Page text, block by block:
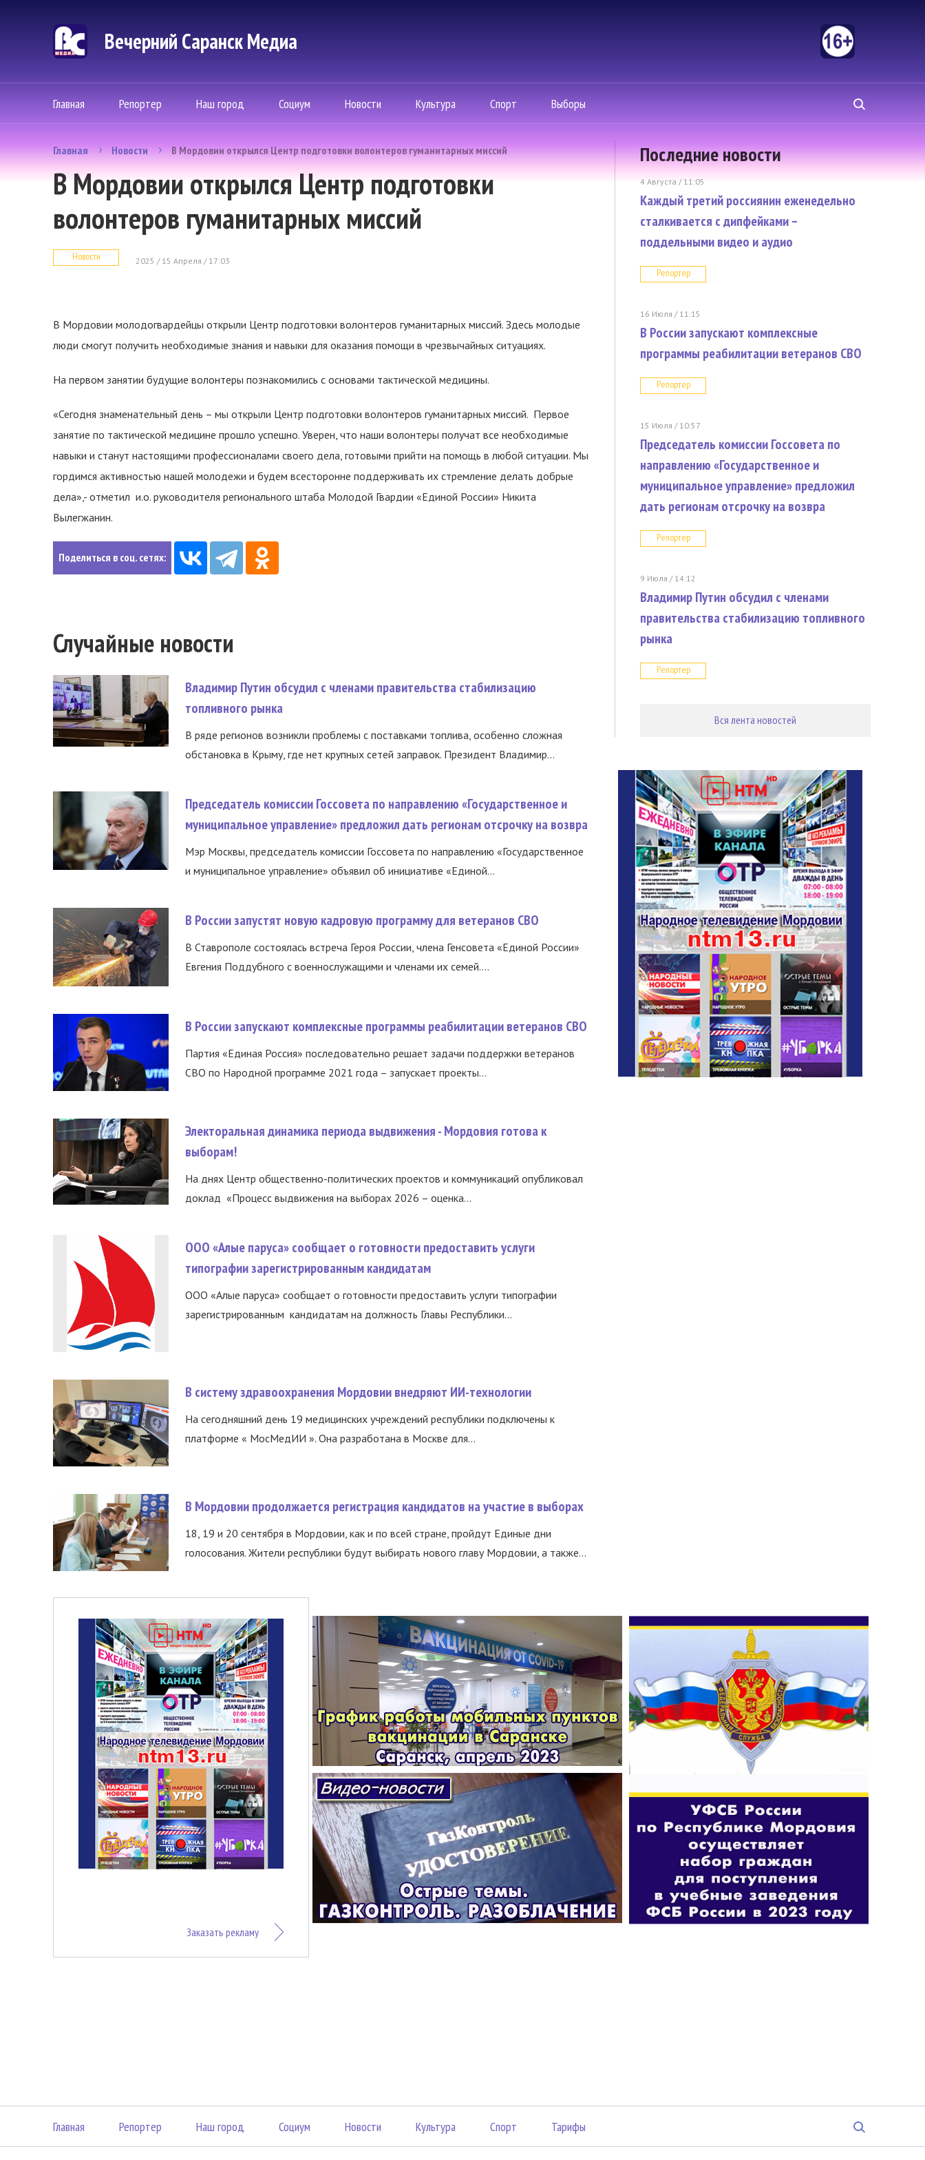
Вечерний Саранск Mедиа
Главная Репортер Наш город Социум Новости Культура Спорт Выборы
Главная Новости В Мордовии открылся Центр подготовки волонтеров гуманитарных миссий
В Мордовии открылся Центр подготовки
волонтеров гуманитарных миссий
Новости 2025 / 15 Апреля / 17:03
В Мордовии молодогвардейцы открыли Центр подготовки волонтеров гуманитарных миссий. Здесь молодые
люди смогут получить необходимые знания и навыки для оказания помощи в чрезвычайных ситуациях.
На первом занятии будущие волонтеры познакомились с основами тактической медицины.
«Сегодня знаменательный день – мы открыли Центр подготовки волонтеров гуманитарных миссий. Первое
занятие по тактической медицине прошло успешно. Уверен, что наши волонтеры получат все необходимые
навыки и станут настоящими профессионалами своего дела, готовыми прийти на помощь в любой ситуации. Мы
гордимся активностью нашей молодежи и будем всесторонне поддерживать их стремление делать добрые
дела»,- отметил и.о. руководителя регионального штаба Молодой Гвардии «Единой России» Никита
Вылегжанин.
Поделиться в соц. сетях:
Случайные новости
Владимир Путин обсудил с членами правительства стабилизацию
топливного рынка
В ряде регионов возникли проблемы с поставками топлива, особенно сложная
обстановка в Крыму, где нет крупных сетей заправок. Президент Владимир...
Председатель комиссии Госсовета по направлению «Государственное и
муниципальное управление» предложил дать регионам отсрочку на возвра
Мэр Москвы, председатель комиссии Госсовета по направлению «Государственное
и муниципальное управление» объявил об инициативе «Единой...
В России запустят новую кадровую программу для ветеранов СВО
В Ставрополе состоялась встреча Героя России, члена Генсовета «Единой России»
Евгения Поддубного с военнослужащими и членами их семей....
В России запускают комплексные программы реабилитации ветеранов СВО
Партия «Единая Россия» последовательно решает задачи поддержки ветеранов
СВО по Народной программе 2021 года – запускает проекты...
Электоральная динамика периода выдвижения - Мордовия готова к
выборам!
На днях Центр общественно-политических проектов и коммуникаций опубликовал
доклад «Процесс выдвижения на выборах 2026 – оценка...
ООО «Алые паруса» сообщает о готовности предоставить услуги
типографии зарегистрированным кандидатам
ООО «Алые паруса» сообщает о готовности предоставить услуги типографии
зарегистрированным кандидатам на должность Главы Республики...
В систему здравоохранения Мордовии внедряют ИИ-технологии
На сегодняшний день 19 медицинских учреждений республики подключены к
платформе « МосМедИИ ». Она разработана в Москве для...
В Мордовии продолжается регистрация кандидатов на участие в выборах
18, 19 и 20 сентября в Мордовии, как и по всей стране, пройдут Единые дни
голосования. Жители республики будут выбирать нового главу Мордовии, а также...
Последние новости
4 Августа / 11:05
Каждый третий россиянин еженедельно
сталкивается с дипфейками –
поддельными видео и аудио
Репортер
16 Июля / 11:15
В России запускают комплексные
программы реабилитации ветеранов СВО
Репортер
15 Июля / 10:57
Председатель комиссии Госсовета по
направлению «Государственное и
муниципальное управление» предложил
дать регионам отсрочку на возвра
Репортер
9 Июля / 14:12
Владимир Путин обсудил с членами
правительства стабилизацию топливного
рынка
Репортер
Вся лента новостей
Заказать рекламу
Главная Репортер Наш город Социум Новости Культура Спорт Тарифы